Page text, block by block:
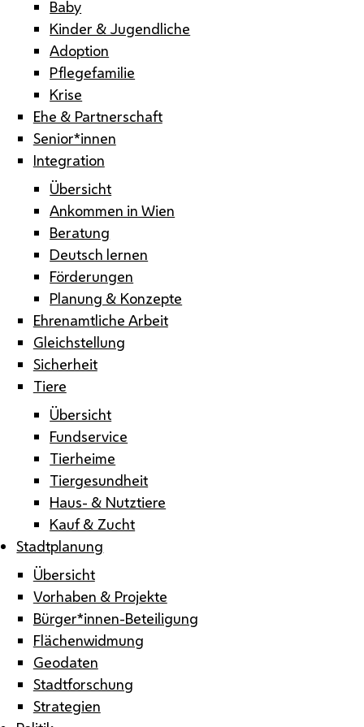
Baby
Kinder & Jugendliche
Adoption
Pflegefamilie
Krise
Ehe & Partnerschaft
Senior*innen
Integration
Übersicht
Ankommen in Wien
Beratung
Deutsch lernen
Förderungen
Planung & Konzepte
Ehrenamtliche Arbeit
Gleichstellung
Sicherheit
Tiere
Übersicht
Fundservice
Tierheime
Tiergesundheit
Haus- & Nutztiere
Kauf & Zucht
Stadtplanung
Übersicht
Vorhaben & Projekte
Bürger*innen-Beteiligung
Flächenwidmung
Geodaten
Stadtforschung
Strategien